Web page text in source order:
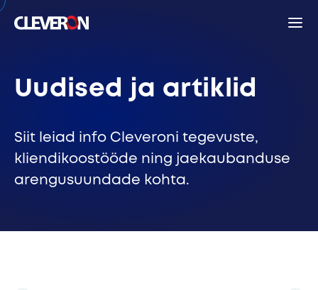
Back
Uudised ja artiklid
Siit leiad info Cleveroni tegevuste,
kliendikoostööde ning jaekaubanduse
arengusuundade kohta.